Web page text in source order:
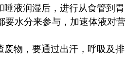
液润湿后，进行从食管到胃
要水分来参与，加速体液对营
物，要通过出汗，呼吸及排